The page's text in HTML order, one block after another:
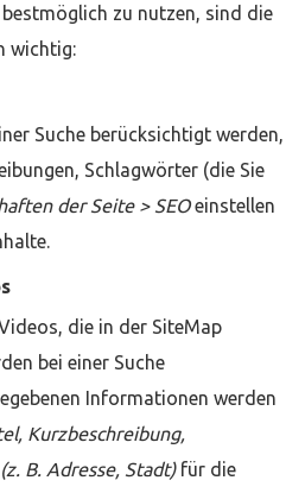
zu nutzen, sind die
wichtig:
Suche berücksichtigt werden,
Schlagwörter (die Sie
der Seite > SEOeinstellen
die in der SiteMap
bei einer Suche
Informationen werden
Kurzbeschreibung,
B. Adresse, Stadt)für die